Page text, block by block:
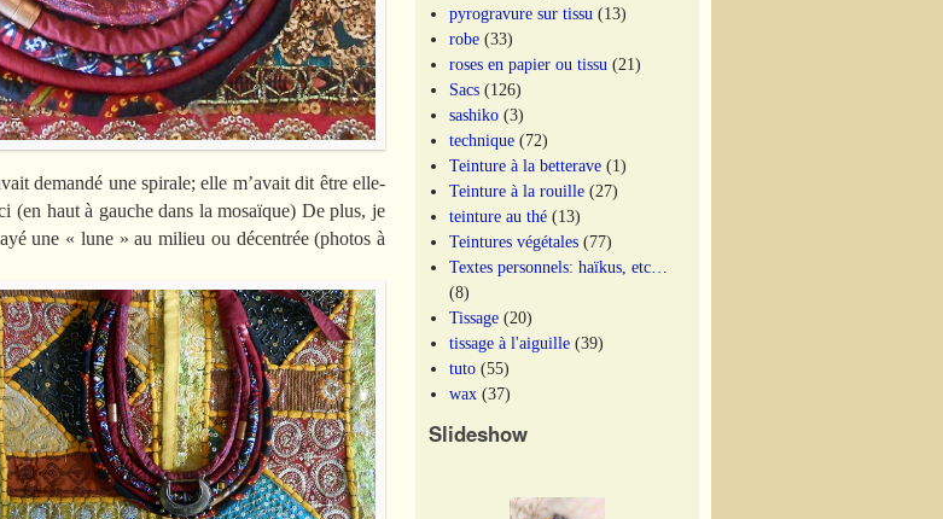
demandé une spirale; elle m’avait dit être elle-
(en haut à gauche dans la mosaïque) De plus, je
une « lune » au milieu ou décentrée (photos à
pyrogravure sur tissu (13)
robe (33)
roses en papier ou tissu (21)
Sacs (126)
sashiko (3)
technique (72)
Teinture à la betterave (1)
Teinture à la rouille (27)
teinture au thé (13)
Teintures végétales (77)
Textes personnels: haïkus, etc…
(8)
Tissage (20)
tissage à l'aiguille (39)
tuto (55)
wax (37)
Slideshow